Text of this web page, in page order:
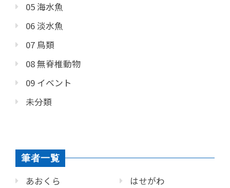
05 海水魚
06 淡水魚
07 鳥類
08 無脊椎動物
09 イベント
未分類
筆者一覧
あおくら
はせがわ